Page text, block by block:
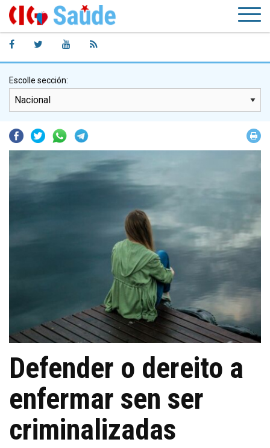
Escolle sección:
Facebook
TwitterWhatsapp
Defender o dereito a
enfermar sen ser
criminalizadas